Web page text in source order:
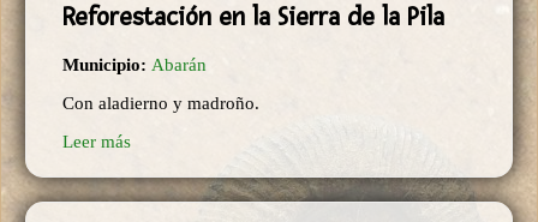
Reforestación en la Sierra de la Pila
Municipio: Abarán
Con aladierno y madroño.
Leer más